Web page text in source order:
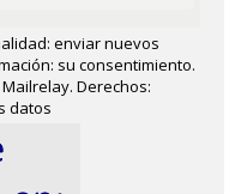
enviar nuevos
su consentimiento.
Derechos:
datos